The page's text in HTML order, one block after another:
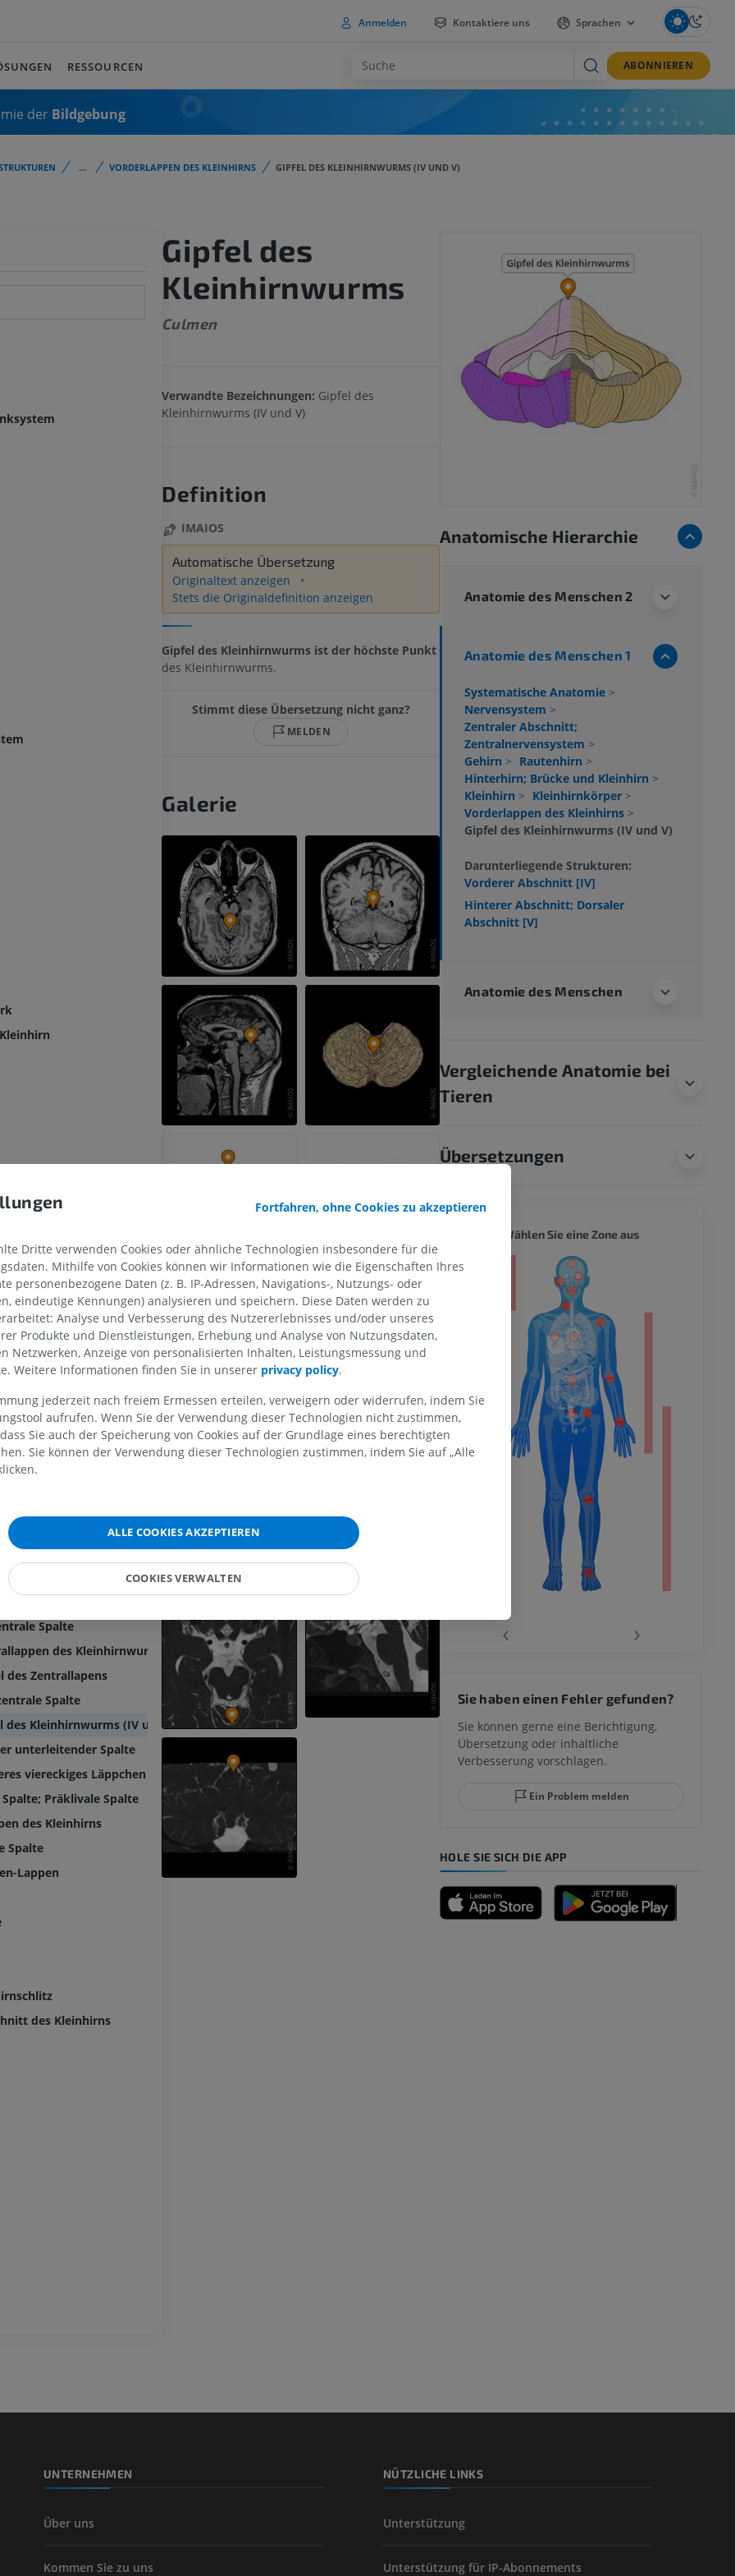
Anmelden Kontaktiere uns Sprachen
RESSOURCEN ABONNIEREN
der Bildgebung
... VORDERLAPPEN DES KLEINHIRNS GIPFEL DES KLEINHIRNWURMS (IV UND V)
Kleinhirns
[H II - H X]
[I-X]
Kleinhirns
des Kleinhirns
Spalte
des Kleinhirnwurms (II und III)
des Zentrallapens
Spalte
des Kleinhirnwurms (IV und V)
unterleitender Spalte
viereckiges Läppchen H IV und H V
Spalte; Präklivale Spalte
des Kleinhirns
Spalte
Lappen
des Kleinhirns
Gipfel des
Kleinhirnwurms
Culmen
Verwandte Bezeichnungen: Gipfel des
Kleinhirnwurms (IV und V)
Definition
IMAIOS
Automatische Übersetzung
Originaltext anzeigen
Stets die Originaldefinition anzeigen
Gipfel des Kleinhirnwurms ist der höchste Punkt
des Kleinhirnwurms.
Stimmt diese Übersetzung nicht ganz?
MELDEN
Galerie
Anatomische Hierarchie
Anatomie des Menschen 2
Anatomie des Menschen 1
Systematische Anatomie >
Nervensystem >
Zentraler Abschnitt;
Zentralnervensystem >
Gehirn > Rautenhirn >
Hinterhirn; Brücke und Kleinhirn >
Kleinhirn > Kleinhirnkörper >
Vorderlappen des Kleinhirns >
Gipfel des Kleinhirnwurms (IV und V)
Darunterliegende Strukturen:
Vorderer Abschnitt [IV]
Hinterer Abschnitt; Dorsaler
Abschnitt [V]
Anatomie des Menschen
Vergleichende Anatomie bei
Tieren
Übersetzungen
MRT der oberen Extremität
MRT
PREMIUM
MRT der Schulter
MRT
MRT des Handgelenks
MRT
MRT
MRT der Hand
MRT
Röntgenaufnahme der
oberen Extremität
Obere Extremität
Abbildungen
Arteriografie der oberen
Untere Extremität
Abbildungen
PREMIUM
Röntgenaufnahme der
unteren Extremität
Röntgenbilder
KOSTENLOS
MRT der unteren Extremität
MRT
Hüft-MRT
Knie-MRT
PREMIUM
CT-Arthografie des
Kniegelenks
CT-Arthrogramm
MRT des Sprunggelenks und
MRT Vorfuß
MRT
Wählen Sie eine Zone aus
‹ ›
Sie haben einen Fehler gefunden?
Sie können gerne eine Berichtigung,
Übersetzung oder inhaltliche
Verbesserung vorschlagen.
Ein Problem melden
HOLE SIE SICH DIE APP
UNTERNEHMEN
Über uns
Kommen Sie zu uns
NÜTZLICHE LINKS
Unterstützung
Unterstützung für IP-Abonnements
Fortfahren, ohne Cookies zu akzeptieren
Dritte verwenden Cookies oder ähnliche Technologien insbesondere für die
Mithilfe von Cookies können wir Informationen wie die Eigenschaften Ihres
personenbezogene Daten (z. B. IP-Adressen, Navigations-, Nutzungs- oder
eindeutige Kennungen) analysieren und speichern. Diese Daten werden zu
Analyse und Verbesserung des Nutzererlebnisses und/oder unseres
Produkte und Dienstleistungen, Erhebung und Analyse von Nutzungsdaten,
Netzwerken, Anzeige von personalisierten Inhalten, Leistungsmessung und
Weitere Informationen finden Sie in unserer privacy policy.
jederzeit nach freiem Ermessen erteilen, verweigern oder widerrufen, indem Sie
aufrufen. Wenn Sie der Verwendung dieser Technologien nicht zustimmen,
Sie auch der Speicherung von Cookies auf der Grundlage eines berechtigten
Sie können der Verwendung dieser Technologien zustimmen, indem Sie auf „Alle
ALLE COOKIES AKZEPTIEREN
COOKIES VERWALTEN